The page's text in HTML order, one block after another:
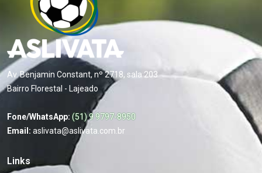
Av. Benjamin Constant, nº 2718, sala 203
Bairro Florestal - Lajeado
Fone/WhatsApp: (51) 9 9797-8950
Email: aslivata@aslivata.com.br
Links